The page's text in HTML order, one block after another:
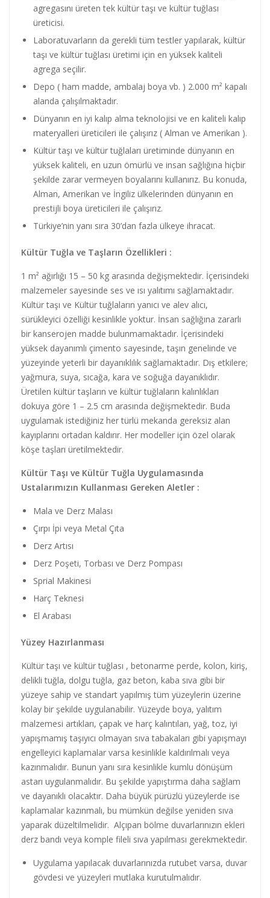
agregasını üreten tek kültür taşı ve kültür tuğlası
üreticisi.
Laboratuvarların da gerekli tüm testler yapılarak, kültür
taşı ve kültür tuğlası üretimi için en yüksek kaliteli
agrega seçilir.
Depo ( ham madde, ambalaj boya vb. ) 2.000 m² kapalı
alanda çalışılmaktadır.
Dünyanın en iyi kalıp alma teknolojisi ve en kaliteli kalıp
materyalleri üreticileri ile çalışırız ( Alman ve Amerikan ).
Kültür taşı ve kültür tuğlaları üretiminde dünyanın en
yüksek kaliteli, en uzun ömürlü ve insan sağlığına hiçbir
şekilde zarar vermeyen boyalarını kullanırız. Bu konuda,
Alman, Amerikan ve İngiliz ülkelerinden dünyanın en
prestijli boya üreticileri ile çalışırız.
Türkiye’nin yanı sıra 30’dan fazla ülkeye ihracat.
Kültür Tuğla ve Taşların Özellikleri :
1 m² ağırlığı 15 – 50 kg arasında değişmektedir. İçerisindeki
malzemeler sayesinde ses ve ısı yalıtımı sağlamaktadır.
Kültür taşı ve Kültür tuğlaların yanıcı ve alev alıcı,
sürükleyici özelliği kesinlikle yoktur. İnsan sağlığına zararlı
bir kanserojen madde bulunmamaktadır. İçerisindeki
yüksek dayanımlı çimento sayesinde, taşın genelinde ve
yüzeyinde yeterli bir dayanıklılık sağlamaktadır. Dış etkilere;
yağmura, suya, sıcağa, kara ve soğuğa dayanıklıdır.
Üretilen kültür taşların ve kültür tuğlaların kalınlıkları
dokuya göre 1 – 2.5 cm arasında değişmektedir. Buda
uygulamak istediğiniz her türlü mekanda gereksiz alan
kayıplarını ortadan kaldırır. Her modeller için özel olarak
köşe taşları üretilmektedir.
Kültür Taşı ve Kültür Tuğla Uygulamasında
Ustalarımızın Kullanması Gereken Aletler :
Mala ve Derz Malası
Çırpı İpi veya Metal Çıta
Derz Artısı
Derz Poşeti, Torbası ve Derz Pompası
Sprial Makinesi
Harç Teknesi
El Arabası
Yüzey Hazırlanması
Kültür taşı ve kültür tuğlası , betonarme perde, kolon, kiriş,
delikli tuğla, dolgu tuğla, gaz beton, kaba sıva gibi bir
yüzeye sahip ve standart yapılmış tüm yüzeylerin üzerine
kolay bir şekilde uygulanabilir. Yüzeyde boya, yalıtım
malzemesi artıkları, çapak ve harç kalıntıları, yağ, toz, iyi
yapışmamış taşıyıcı olmayan sıva tabakaları gibi yapışmayı
engelleyici kaplamalar varsa kesinlikle kaldırılmalı veya
kazınmalıdır. Bunun yanı sıra kesinlikle kumlu dönüşüm
astarı uygulanmalıdır. Bu şekilde yapıştırma daha sağlam
ve dayanıklı olacaktır. Daha büyük pürüzlü yüzeylerde ise
kaplamalar kazınmalı, bu mümkün değilse yeniden sıva
yaparak düzeltilmelidir. Alçıpan bölme duvarlarınızın ekleri
derz bandı veya komple fileli sıva yapılması gerekmektedir.
Uygulama yapılacak duvarlarınızda rutubet varsa, duvar
gövdesi ve yüzeyleri mutlaka kurutulmalıdır.